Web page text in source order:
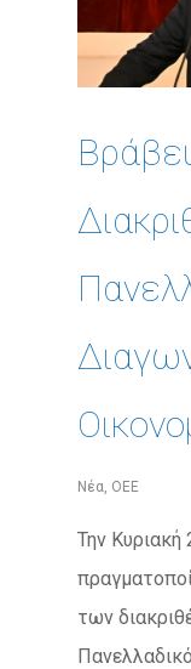
Νέα, ΟΕΕ
Την Κυριακή
των